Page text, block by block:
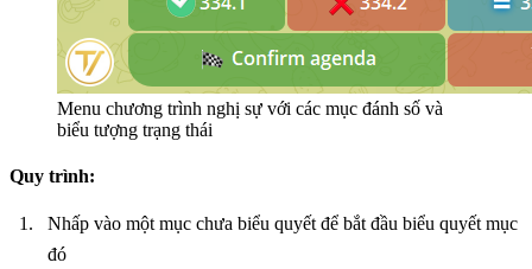
Menu chương trình nghị sự với các mục đánh số và
biểu tượng trạng thái
Quy trình:
Nhấp vào một mục chưa biểu quyết để bắt đầu biểu quyết mục
đó